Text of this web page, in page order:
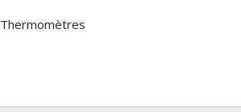
Thermomètres